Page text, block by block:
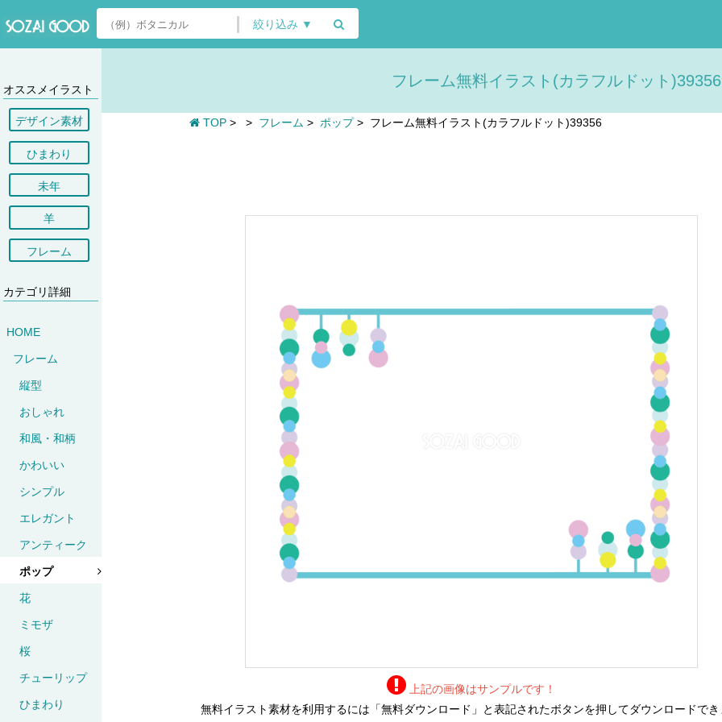
絞り込み ▼
オススメイラスト
デザイン素材
ひまわり
未年
羊
フレーム
カテゴリ詳細
HOME
フレーム
縦型
おしゃれ
和風・和柄
かわいい
シンプル
エレガント
アンティーク
ポップ
花
ミモザ
桜
チューリップ
ひまわり
フレーム無料イラスト(カラフルドット
TOP > > フレーム > ポップ> フレーム無料イラスト(カラフルドット)39356
上記の画像はサンプルです！
無料イラスト素材を利用するには「無料ダウンロード」と表記されたボタンを押してダウンロードでき